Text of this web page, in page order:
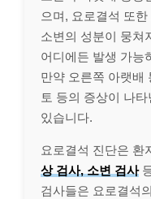
으며, 요로결석 또
소변의 성분이 뭉쳐
어디에든 발생 가능
만약 오른쪽 아랫배
토 등의 증상이 나
있습니다.
요로결석 진단은 환
상 검사, 소변 검사
검사들은 요로결석